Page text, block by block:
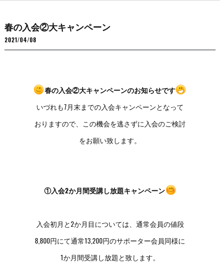
春の入会②大キャンペーン
2021/04/08
春の入会②大キャンペーンのお知らせです
いづれも7月末までの入会キャンペーンとなって
おりますので、この機会を逃さずに入会のご検討
をお願い致します。
①入会2か月間受講し放題キャンペーン
入会初月と2か月目については、通常会員の値段
8,800円にて通常13,200円のサポーター会員同様に
1か月間受講し放題と致します。